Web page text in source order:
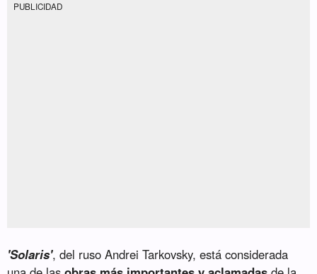
PUBLICIDAD
'Solaris', del ruso Andrei Tarkovsky, está considerada